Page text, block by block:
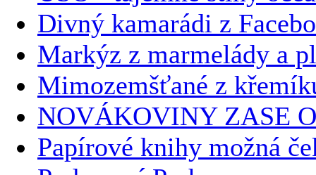
Divný kamarádi z
Markýz z marmelády a
Mimozemšťané z
NOVÁKOVINY ZASE
Papírové knihy možná